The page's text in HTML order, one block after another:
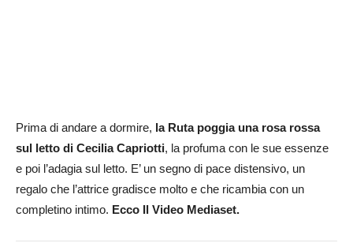
Prima di andare a dormire, la Ruta poggia una rosa rossa
sul letto di Cecilia Capriotti, la profuma con le sue essenze
e poi l’adagia sul letto. E’ un segno di pace distensivo, un
regalo che l’attrice gradisce molto e che ricambia con un
completino intimo. Ecco Il Video Mediaset.